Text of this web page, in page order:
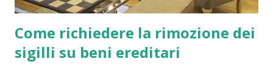
Come richiedere la rimozione dei
sigilli su beni ereditari